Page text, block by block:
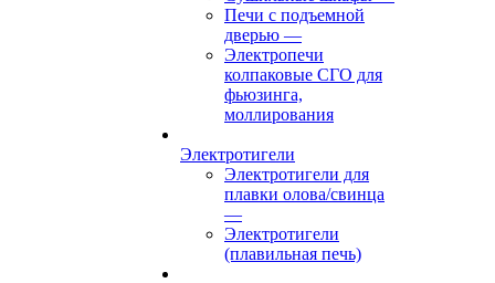
Печи с подъемной
дверью —
Электропечи
колпаковые СГО для
фьюзинга,
моллирования
Электротигели
Электротигели для
плавки олова/свинца
—
Электротигели
(плавильная печь)